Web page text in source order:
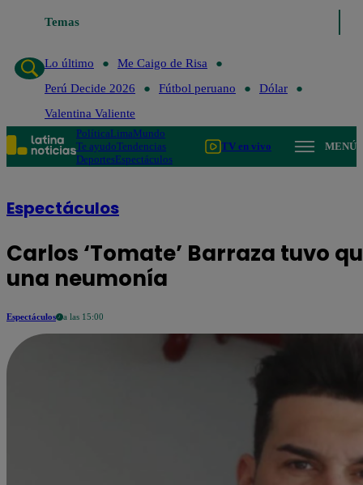
Temas
Lo último
Me Caigo de Risa
Perú Decide 2026
Fútbol peruano
Dólar
Valentina Valiente
PolíticaLimaMundo
Te ayudoTendencias
DeportesEspectáculos
TV en vivo MENÚ
Espectáculos
Carlos ‘Tomate’ Barraza tuvo
una neumonía
Espectáculos a las 15:00